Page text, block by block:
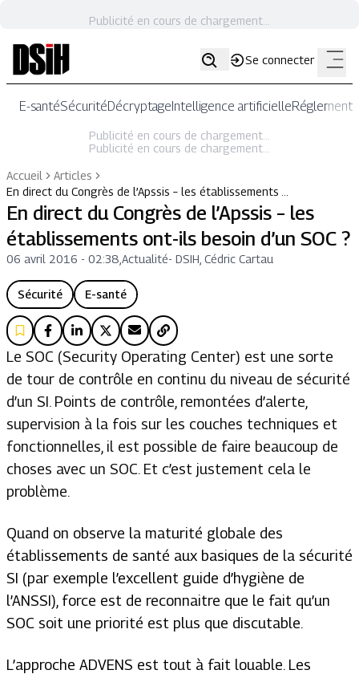
Publicité en cours de chargement...
Se connecter
E-santéSécuritéDécryptageIntelligence artificielle
Publicité en cours de chargement...
Publicité en cours de chargement...
Accueil
Articles
En direct du Congrès de l’Apssis – les établissements …
En direct du Congrès de l’Apssis – les
établissements ont-ils besoin d’un SOC ?
06 avril 2016 - 02:38 Actualité- DSIH, Cédric Cartau
Sécurité E-santé
Le SOC (Security Operating Center) est une sorte
de tour de contrôle en continu du niveau de sécurité
d’un SI. Points de contrôle, remontées d’alerte,
supervision à la fois sur les couches techniques et
fonctionnelles, il est possible de faire beaucoup de
choses avec un SOC. Et c’est justement cela le
problème.
Quand on observe la maturité globale des
établissements de santé aux basiques de la sécurité
SI (par exemple l’excellent guide d’hygiène de
l’ANSSI), force est de reconnaitre que le fait qu’un
SOC soit une priorité est plus que discutable.
L’approche ADVENS est tout à fait louable. Les